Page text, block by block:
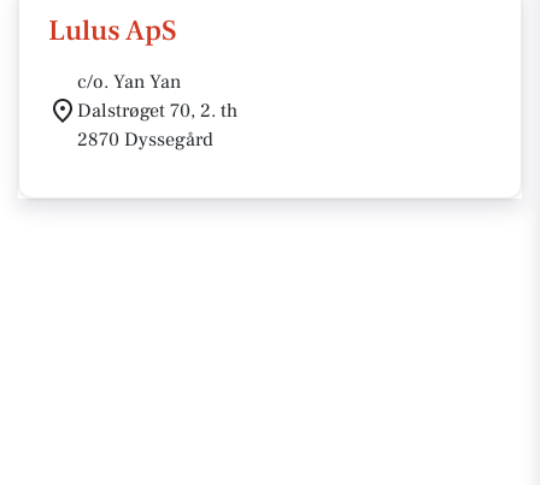
Lulus ApS
c/o. Yan Yan
Dalstrøget 70, 2. th
2870 Dyssegård